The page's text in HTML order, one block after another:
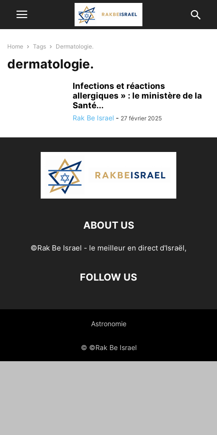
Home Tags Dermatologie.
dermatologie.
Infections et réactions
allergiques » : le ministère de la
Santé...
Rak Be Israel - 27 février 2025
ABOUT US
©Rak Be Israel - le meilleur en direct d'Israël,
FOLLOW US
Astronomie
© ©Rak Be Israel